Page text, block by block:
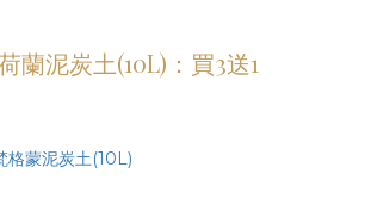
蘭泥炭土(10L)：買3送1